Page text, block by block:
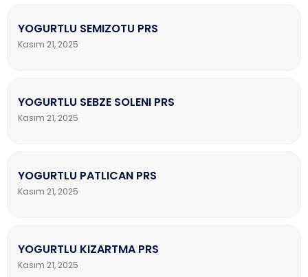
YOGURTLU SEMIZOTU PRS
Kasım 21, 2025
YOGURTLU SEBZE SOLENI PRS
Kasım 21, 2025
YOGURTLU PATLICAN PRS
Kasım 21, 2025
YOGURTLU KIZARTMA PRS
Kasım 21, 2025